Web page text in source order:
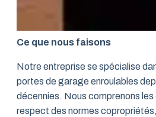
Ce que nous faisons
Notre entreprise se spécialise
portes de garage enroulables
décennies. Nous comprenons les
respect des normes